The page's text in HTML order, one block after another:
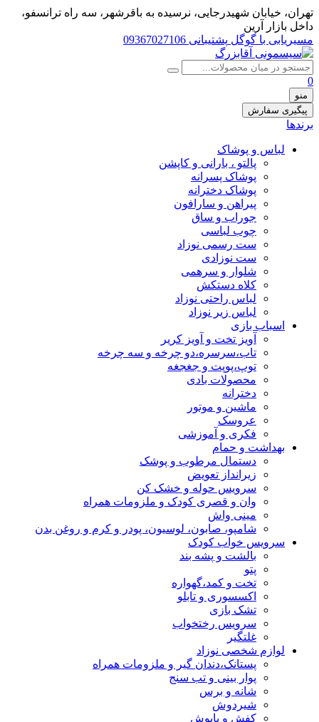
تهران، خيابان شهيدرجايى، نرسیده به باقرشهر، سه راه ترانسفو،
داخل بازار آرین
مسیریابی با گوگل پشتیبانی 09367027106
0
منو
پیگیری سفارش
برندها
لباس و پوشاک
پالتو ، بارانی و کاپشن
پوشاک پسرانه
پوشاک دخترانه
پیراهن و سارافون
جوراب و ساق
چوب لباسی
ست رسمی نوزاد
ست نوزادی
شلوار و سرهمی
کلاه دستکش
لباس راحتی نوزاد
لباس زیر نوزاد
اسباب بازی
آویز تخت و آویز کریر
تاب،سرسره،دو چرخه و سه چرخه
توپ،پوپت و جغجغه
محصولات بادی
دخترانه
ماشین و موتور
عروسک
فکری و آموزشی
بهداشت و حمام
دستمال مرطوب و پوشک
زیرانداز تعویض
سرویس حوله و خشک کن
وان و قصری کودک و ملزومات همراه
مینی واش
شامپو، صابون، لوسیون، پودر و کرم و روغن بدن
سرویس خواب کودک
بالشت و پشه بند
پتو
تخت و کمد،گهواره
اکسسوری و تابلو
تشک بازی
سرویس رختخواب
غلتگیر
لوازم شخصی نوزاد
پستانک،دندان گیر و ملزومات همراه
پوار بینی و تب سنج
شانه و برس
شیردوش
کفش و پاپوش